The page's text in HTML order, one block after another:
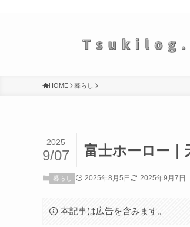
HOME 暮らし
富士ホーロー｜
2025
9/07
暮らし 2025年8月5日 2025年9月7日
本記事は広告を含みます。